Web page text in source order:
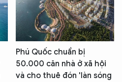
Phú Quốc chuẩn bị
50.000 căn nhà ở xã hội
và cho thuê đón 'làn sóng